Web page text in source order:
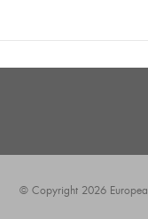
© Copyright 2026